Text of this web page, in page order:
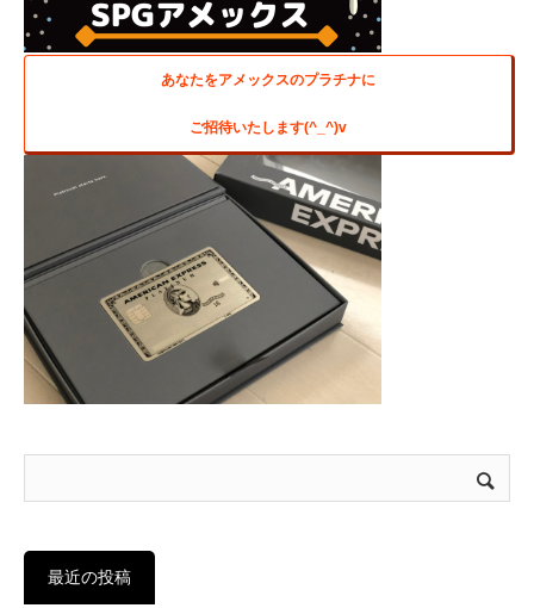
あなたをアメックスのプラチナに
ご招待いたします(^_^)v
最近の投稿